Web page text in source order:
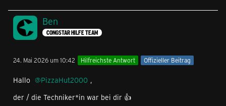
Ben
CONGSTAR HILFE TEAM
24. Mai 2026 um 10:42 Hilfreichste Antwort Offizieller Beitrag
Hallo PizzaHut2000 ,
der / die Techniker*in war bei dir 👍